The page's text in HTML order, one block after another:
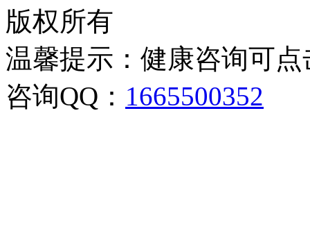
版权所有
温馨提示：健康咨询可
咨询QQ： 1665500352